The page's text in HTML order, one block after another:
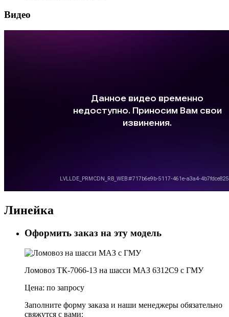
Видео
Линейка
Оформить заказ на эту модель
Ломовоз ТК-7066-13 на шасси МАЗ 6312C9 с ГМУ
Цена: по запросу
Заполните форму заказа и наши менеджеры обязательно
свяжутся с вами: